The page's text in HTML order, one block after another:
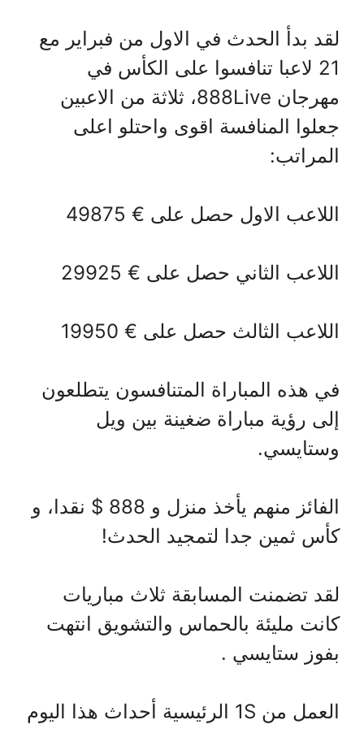
لقد بدأ الحدث في الاول من فبراير مع
21 لاعبا تنافسوا على الكأس في
مهرجان 888Live، ثلاثة من الاعبين
جعلوا المنافسة اقوى واحتلو اعلى
المراتب:
اللاعب الاول حصل على € 49875
اللاعب الثاني حصل على € 29925
اللاعب الثالث حصل على € 19950
في هذه المباراة المتنافسون يتطلعون
إلى رؤية مباراة ضغينة بين ويل
وستايسي.
الفائز منهم يأخذ منزل و 888 $ نقدا، و
كأس ثمين جدا لتمجيد الحدث!
لقد تضمنت المسابقة ثلاث مباريات
كانت مليئة بالحماس والتشويق انتهت
بفوز ستايسي .
العمل من 1S الرئيسية أحداث هذا اليوم